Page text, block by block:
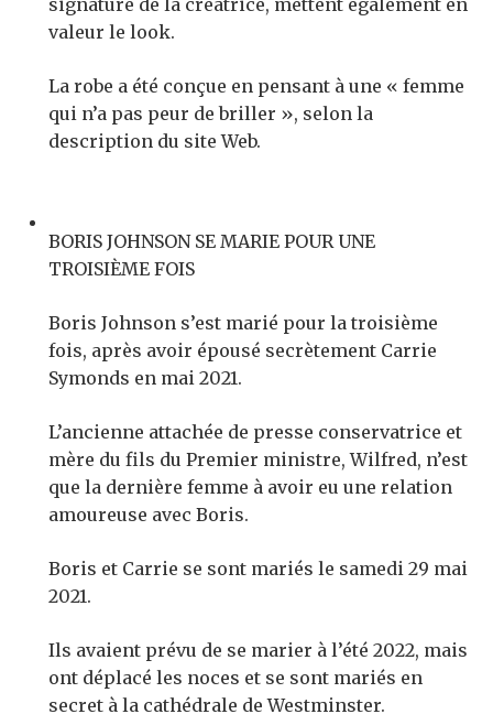
signature de la créatrice, mettent également en
valeur le look.
La robe a été conçue en pensant à une « femme
qui n’a pas peur de briller », selon la
description du site Web.
BORIS JOHNSON SE MARIE POUR UNE
TROISIÈME FOIS
Boris Johnson s’est marié pour la troisième
fois, après avoir épousé secrètement Carrie
Symonds en mai 2021.
L’ancienne attachée de presse conservatrice et
mère du fils du Premier ministre, Wilfred, n’est
que la dernière femme à avoir eu une relation
amoureuse avec Boris.
Boris et Carrie se sont mariés le samedi 29 mai
2021.
Ils avaient prévu de se marier à l’été 2022, mais
ont déplacé les noces et se sont mariés en
secret à la cathédrale de Westminster.